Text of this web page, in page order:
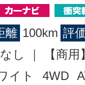
離 100km 評
し ｜ 【商
イト 4WD